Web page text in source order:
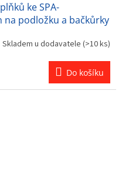
ke SPA-
podložku a bačkůrky
Skladem u dodavatele (>10 ks)
Do košíku